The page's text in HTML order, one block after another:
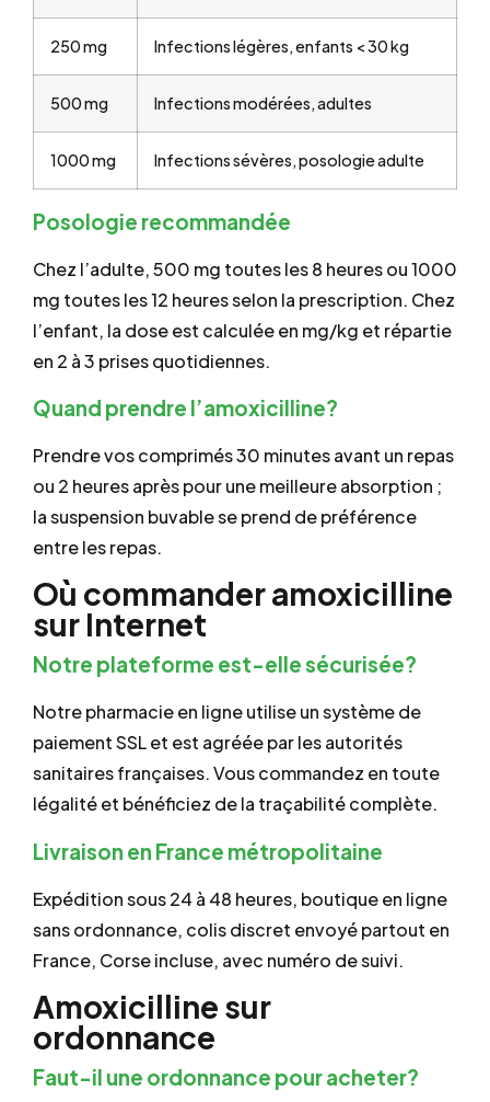
250 mg Infections légères, enfants < 30 kg
500 mg Infections modérées, adultes
1000 mg Infections sévères, posologie adulte
Posologie recommandée
Chez l’adulte, 500 mg toutes les 8 heures ou 1000
mg toutes les 12 heures selon la prescription. Chez
l’enfant, la dose est calculée en mg/kg et répartie
en 2 à 3 prises quotidiennes.
Quand prendre l’amoxicilline?
Prendre vos comprimés 30 minutes avant un repas
ou 2 heures après pour une meilleure absorption ;
la suspension buvable se prend de préférence
entre les repas.
Où commander amoxicilline
sur Internet
Notre plateforme est-elle sécurisée?
Notre pharmacie en ligne utilise un système de
paiement SSL et est agréée par les autorités
sanitaires françaises. Vous commandez en toute
légalité et bénéficiez de la traçabilité complète.
Livraison en France métropolitaine
Expédition sous 24 à 48 heures, boutique en ligne
sans ordonnance, colis discret envoyé partout en
France, Corse incluse, avec numéro de suivi.
Amoxicilline sur
ordonnance
Faut-il une ordonnance pour acheter?